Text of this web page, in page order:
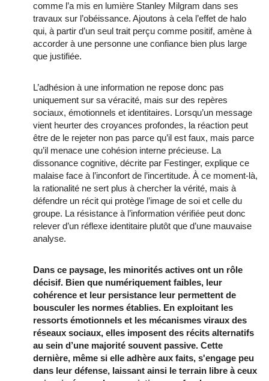
comme l’a mis en lumière Stanley Milgram dans ses
travaux sur l’obéissance. Ajoutons à cela l’effet de halo
qui, à partir d’un seul trait perçu comme positif, amène à
accorder à une personne une confiance bien plus large
que justifiée.
L’adhésion à une information ne repose donc pas
uniquement sur sa véracité, mais sur des repères
sociaux, émotionnels et identitaires. Lorsqu’un message
vient heurter des croyances profondes, la réaction peut
être de le rejeter non pas parce qu’il est faux, mais parce
qu’il menace une cohésion interne précieuse. La
dissonance cognitive, décrite par Festinger, explique ce
malaise face à l’inconfort de l’incertitude. À ce moment-là,
la rationalité ne sert plus à chercher la vérité, mais à
défendre un récit qui protège l’image de soi et celle du
groupe. La résistance à l’information vérifiée peut donc
relever d’un réflexe identitaire plutôt que d’une mauvaise
analyse.
Dans ce paysage, les minorités actives ont un rôle
décisif. Bien que numériquement faibles, leur
cohérence et leur persistance leur permettent de
bousculer les normes établies. En exploitant les
ressorts émotionnels et les mécanismes viraux des
réseaux sociaux, elles imposent des récits alternatifs
au sein d’une majorité souvent passive. Cette
dernière, même si elle adhère aux faits, s'engage peu
dans leur défense, laissant ainsi le terrain libre à ceux